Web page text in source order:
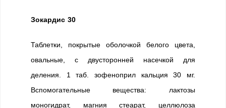
Зокардис 30
Таблетки, покрытые оболочкой белого цвета,
овальные, с двусторонней насечкой для
деления. 1 таб. зофеноприл кальция 30 мг.
Вспомогательные вещества: лактозы
моногидрат, магния стеарат, целлюлоза